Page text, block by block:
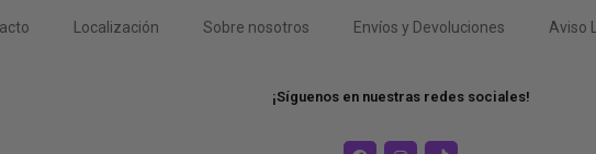
Localización Sobre nosotros Envíos y Devoluciones Aviso
¡Síguenos en nuestras redes sociales!